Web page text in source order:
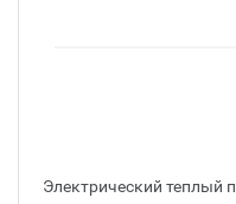
Электрический теплый